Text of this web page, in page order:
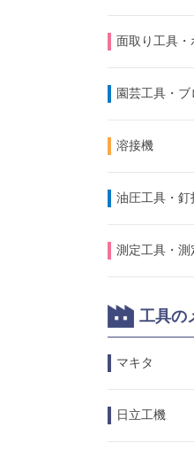
面取り工具
園芸工具・
溶接機
油圧工具・
測定工具・測
工具の
マキタ
日立工機